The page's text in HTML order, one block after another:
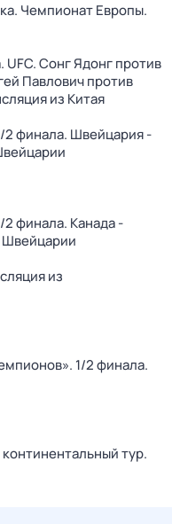
Чемпионат Европы.
Сонг Ядонг против
Павлович против
из Китая
2 финала. Швейцария -
финала. Канада -
Швейцарии
из
1/2 финала.
тур.